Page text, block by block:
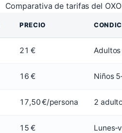
Comparativa de tarifas del
PRECIO
21 €
16 € Niños
17,50 €/persona 2
15 €